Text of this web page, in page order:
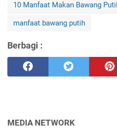
10 Manfaat Makan Bawang
manfaat bawang putih
Berbagi :
MEDIA NETWORK